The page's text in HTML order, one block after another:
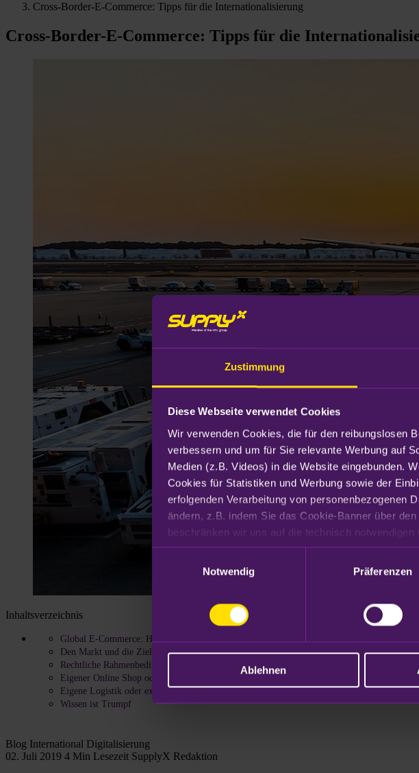
Zustimmung
Diese Webseite verwendet Cookies
Wir verwenden Cookies, die für den reibungslosen
verbessern und um für Sie relevante Werbung auf
Medien (z.B. Videos) in die Website eingebunden.
Cookies für Statistiken und Werbung sowie der
erfolgenden Verarbeitung von personenbezogenen
ändern, z.B. indem Sie das Cookie-Banner über
Datenschutzhinweisen.
Notwendig
Präferenzen
Ablehnen
Cross-Border-E-Commerce: Tipps für die Internationalisierung
Cross-Border-E-Commerce: Tipps für die
Inhaltsverzeichnis
Global E-Commerce: Hürden erfolgreich nehmen
Den Markt und die Zielgruppe kennen
Rechtliche Rahmenbedingungen klären
Eigener Online Shop oder Marktplatzintegration?
Eigene Logistik oder externes Fulfillment?
Wissen ist Trumpf
Blog International Digitalisierung
02. Juli 2019 4 Min Lesezeit SupplyX Redaktion